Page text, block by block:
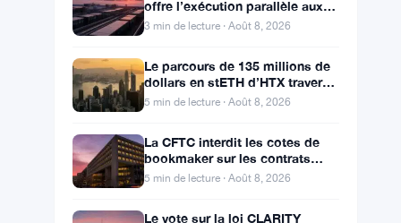
Genius Sports conclut des
Polymarket alors que le chiffre
d’affaires du T2 atteint
5 min de lecture · Août 8, 2026
Le lancement du mainnet Fuel
développeurs d’Ethereum
3 min de lecture · Août 8, 2026